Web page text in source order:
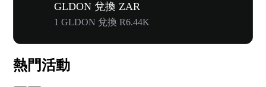
GLDON 兌換 ZAR
1 GLDON 兌換 R6.44K
熱門活動